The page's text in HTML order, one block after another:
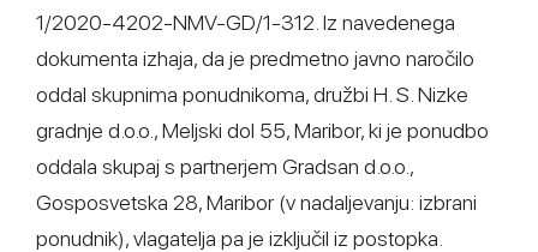
1/2020-4202-NMV-GD/1-312. Iz navedenega
dokumenta izhaja, da je predmetno javno naročilo
oddal skupnima ponudnikoma, družbi H. S. Nizke
gradnje d.o.o., Meljski dol 55, Maribor, ki je ponudbo
oddala skupaj s partnerjem Gradsan d.o.o.,
Gosposvetska 28, Maribor (v nadaljevanju: izbrani
ponudnik), vlagatelja pa je izključil iz postopka.